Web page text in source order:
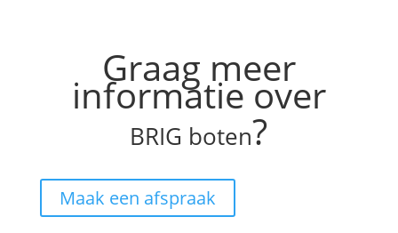
Graag meer
informatie over
BRIG boten?
Maak een afspraak